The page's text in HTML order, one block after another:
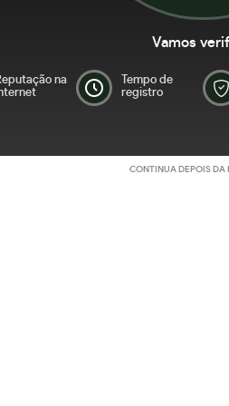
Vamos
na
Tempo de
registro
CONTINUA DEPOIS DA